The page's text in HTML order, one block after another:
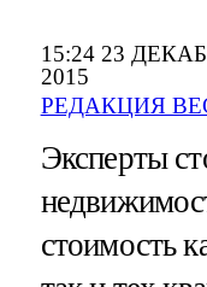
15:24 23
2015
РЕДАКЦИЯ
Эксперты
стоимость